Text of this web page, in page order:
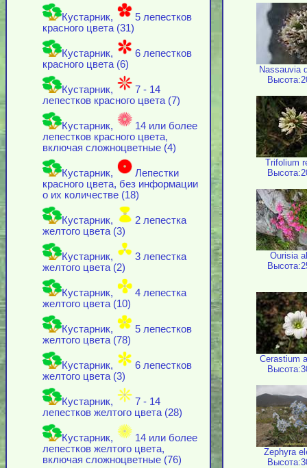
Кустарник,
5 лепестков
красного цвета (31)
Кустарник,
6 лепестков
красного цвета (6)
Кустарник,
7 - 14
лепестков красного цвета (7)
Кустарник,
14 или более
лепестков красного цвета,
включая cложноцветные (4)
Кустарник,
Лепестки
красного цвета, без информации
о их количестве (18)
Кустарник,
2 лепестка
желтого цвета (3)
Кустарник,
3 лепестка
желтого цвета (2)
Кустарник,
4 лепестка
желтого цвета (10)
Кустарник,
5 лепестков
желтого цвета (78)
Кустарник,
6 лепестков
желтого цвета (3)
Кустарник,
7 - 14
лепестков желтого цвета (28)
Кустарник,
14 или более
лепестков желтого цвета,
включая cложноцветные (76)
Nassauvia
Trifolium
Ourisia
Cerastium
Zephyra